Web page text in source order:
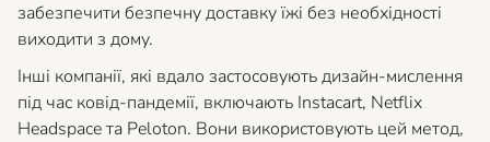
забезпечити безпечну доставку їжі без необхідності
виходити з дому.
Інші компанії, які вдало застосовують дизайн-мислення
під час ковід-пандемії, включають Instacart, Netflix
Headspace та Peloton. Вони використовують цей метод,